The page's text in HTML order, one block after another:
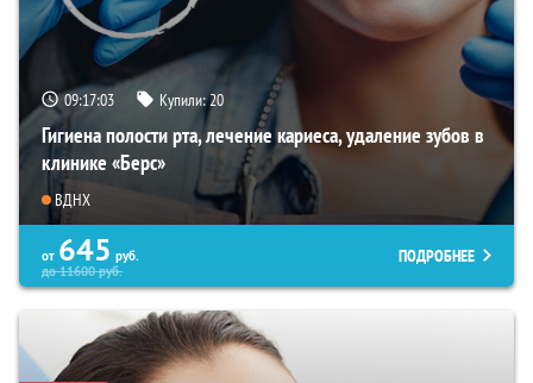
09:17:02 Купили:20
Гигиена полости рта, лечение кариеса, удаление зубов в
клинике «Берс»
ВДНХ
от 645 руб.
до11600руб.
ПОДРОБНЕЕ